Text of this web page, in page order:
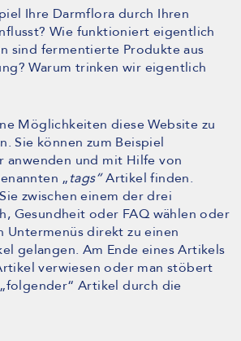
Ihre Darmflora durch Ihren
Wie funktioniert eigentlich
sind fermentierte Produkte aus
Warum trinken wir eigentlich
Möglichkeiten diese Website zu
Sie können zum Beispiel
anwenden und mit Hilfe von
„tags“Artikel finden.
zwischen einem der drei
Gesundheit oder FAQ wählen oder
Untermenüs direkt zu einen
gelangen. Am Ende eines Artikels
verwiesen oder man stöbert
Artikel durch die